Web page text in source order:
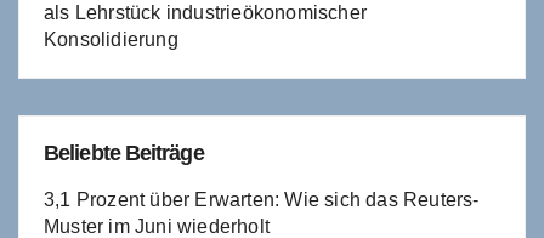
als Lehrstück industrieökonomischer
Konsolidierung
Beliebte Beiträge
3,1 Prozent über Erwarten: Wie sich das Reuters-
Muster im Juni wiederholt